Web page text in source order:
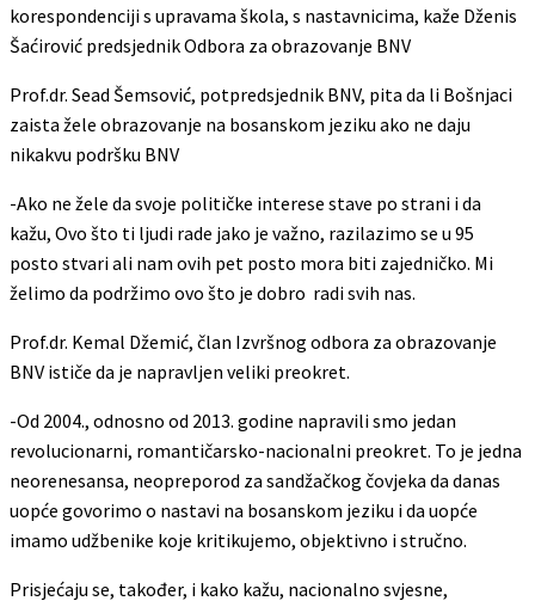
korespondenciji s upravama škola, s nastavnicima, kaže Dženis
Šaćirović predsjednik Odbora za obrazovanje BNV
Prof.dr. Sead Šemsović, potpredsjednik BNV, pita da li Bošnjaci
zaista žele obrazovanje na bosanskom jeziku ako ne daju
nikakvu podršku BNV
-Ako ne žele da svoje političke interese stave po strani i da
kažu, Ovo što ti ljudi rade jako je važno, razilazimo se u 95
posto stvari ali nam ovih pet posto mora biti zajedničko. Mi
želimo da podržimo ovo što je dobro radi svih nas.
Prof.dr. Kemal Džemić, član Izvršnog odbora za obrazovanje
BNV ističe da je napravljen veliki preokret.
-Od 2004., odnosno od 2013. godine napravili smo jedan
revolucionarni, romantičarsko-nacionalni preokret. To je jedna
neorenesansa, neopreporod za sandžačkog čovjeka da danas
uopće govorimo o nastavi na bosanskom jeziku i da uopće
imamo udžbenike koje kritikujemo, objektivno i stručno.
Prisjećaju se, također, i kako kažu, nacionalno svjesne,